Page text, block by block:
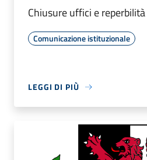
Chiusure uffici e reperbilità
Comunicazione istituzionale
LEGGI DI PIÙ